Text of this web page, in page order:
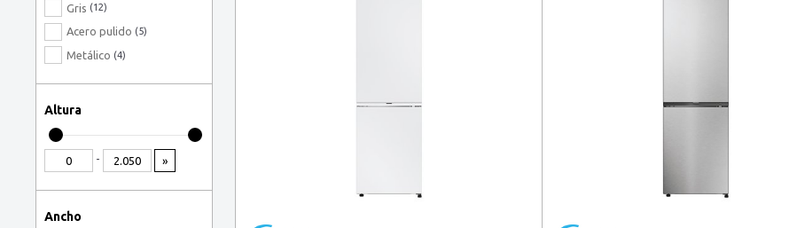
Gris (12)
Acero pulido (5)
Metálico (4)
Gris, Acero inoxidable
Antracita, Gris (1)
Negro, Acero
Altura
- »
Ancho